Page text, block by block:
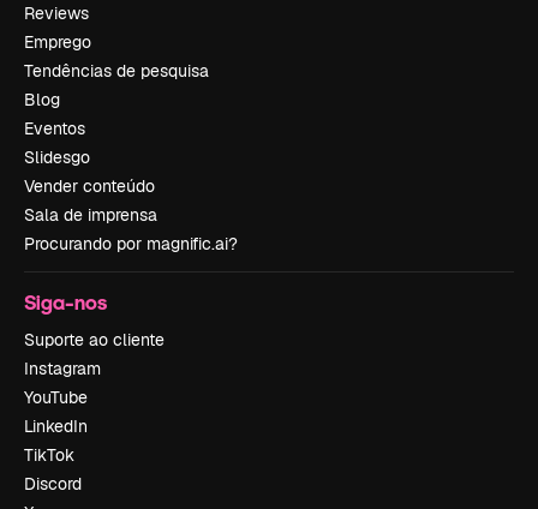
Reviews
Emprego
Tendências de pesquisa
Blog
Eventos
Slidesgo
Vender conteúdo
Sala de imprensa
Procurando por magnific.ai?
Siga-nos
Suporte ao cliente
Instagram
YouTube
LinkedIn
TikTok
Discord